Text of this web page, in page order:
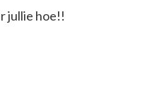
jullie hoe!!